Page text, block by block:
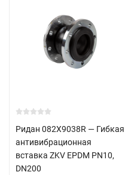
Ридан 082X9038R — Гибкая
антивибрационная
вставка ZKV EPDM PN10,
DN200